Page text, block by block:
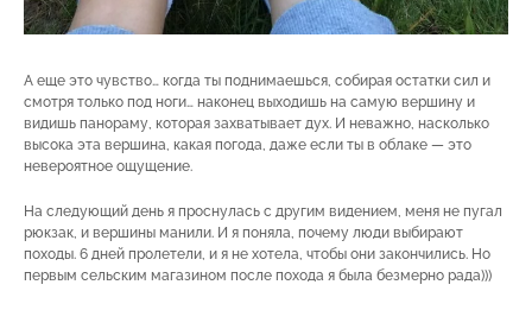
А еще это чувство… когда ты поднимаешься, собирая остатки сил и
смотря только под ноги… наконец выходишь на самую вершину и
видишь панораму, которая захватывает дух. И неважно, насколько
высока эта вершина, какая погода, даже если ты в облаке — это
невероятное ощущение.
На следующий день я проснулась с другим видением, меня не пугал
рюкзак, и вершины манили. И я поняла, почему люди выбирают
походы. 6 дней пролетели, и я не хотела, чтобы они закончились. Но
первым сельским магазином после похода я была безмерно рада)))